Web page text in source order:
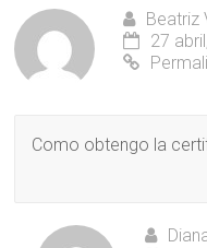
Beatriz
27
Como obtengo la